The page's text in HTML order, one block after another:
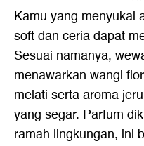
Kamu yang menyukai
soft dan ceria dapat
Sesuai namanya,
menawarkan wangi
melati serta aroma
yang segar. Parfum
ramah lingkungan, ini